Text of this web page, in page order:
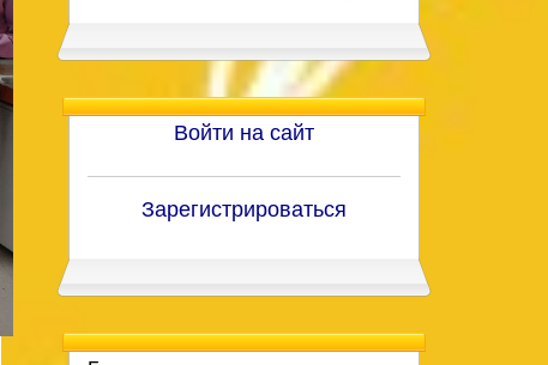
Войти на сайт
Зарегистрироваться